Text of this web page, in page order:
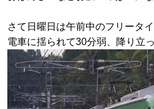
さて日曜日は午前中のフリータ
電車に揺られて30分弱、降り立